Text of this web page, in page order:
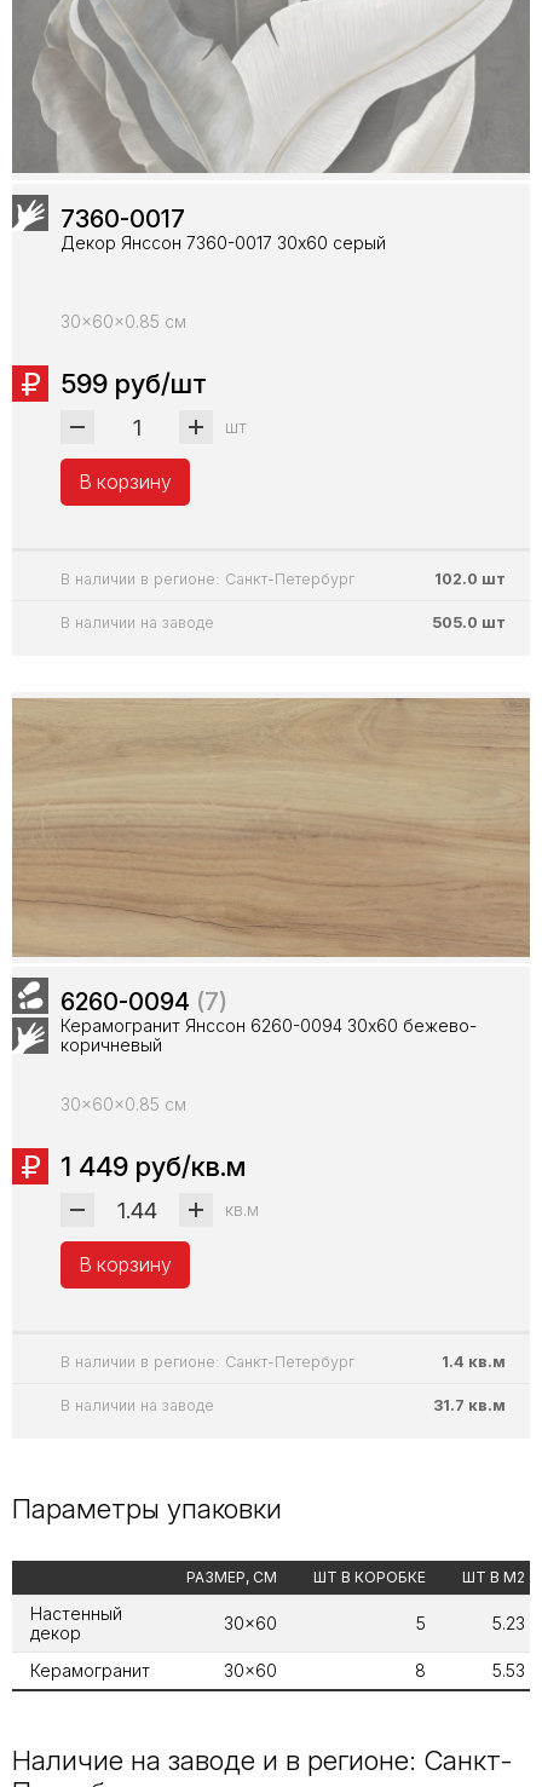
7360-0017
Декор Янссон 7360-0017 30х60 серый
30x60x0.85 см
599 руб/шт
шт
В корзину
В наличии в регионе: Санкт-Петербург 102.0 шт
В наличии на заводе 505.0 шт
6260-0094 (7)
Керамогранит Янссон 6260-0094 30х60 бежево-
коричневый
30x60x0.85 см
1 449 руб/кв.м
кв.м
В корзину
В наличии в регионе: Санкт-Петербург 1.4 кв.м
В наличии на заводе 31.7 кв.м
Параметры упаковки
РАЗМЕР, СМ ШТ В КОРОБКЕ ШТ В М2
Настенный
декор
30x60 5 5.23
Керамогранит 30x60 8 5.53
Наличие на заводе и в регионе: Санкт-